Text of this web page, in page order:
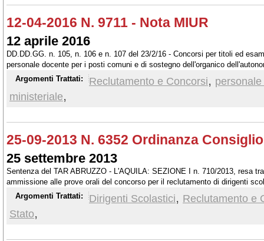
12-04-2016 N. 9711 - Nota MIUR
12 aprile 2016
DD.DD.GG. n. 105, n. 106 e n. 107 del 23/2/16 - Concorsi per titoli ed
personale docente per i posti comuni e di sostegno dell'organico
primaria, secondaria di primo e secondo grado. Prove scritte
Argomenti Trattati: Reclutamento e Concorsi,
ministeriale,
25-09-2013 N. 6352 Ordinanza
25 settembre 2013
Sentenza del TAR ABRUZZO - L'AQUILA: SEZIONE I n. 710/2013, resa
ammissione alle prove orali del concorso per il reclutamento di dirigenti
Argomenti Trattati:
Dirigenti Scolastici, Reclutamento e
Stato,